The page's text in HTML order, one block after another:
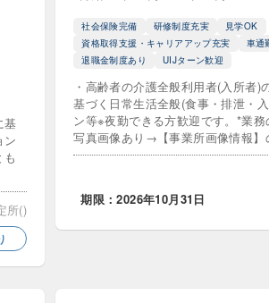
ス 施設入所支援
練） 行動援護
ホーム
基
ン
所()
社会保険完備 研修制度充実
見学OK
資格取得支援・キャリアアップ充実
車通
退職金制度あり
UIJターン歓迎
・高齢者の介護全般利用者(入所者)
基づく日常生活全般(食事・排泄・
ン等※夜勤できる方歓迎です。*業
写真画像あり→【事業所画像情報】
期限：2026年10月31日